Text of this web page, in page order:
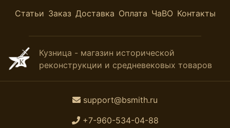
Статьи Заказ Доставка Оплата ЧаВО Контакты
Кузница - магазин исторической
реконструкции и средневековых товаров
support@bsmith.ru
+7-960-534-04-88